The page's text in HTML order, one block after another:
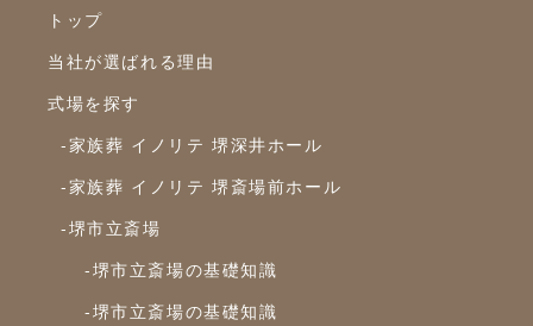
2024年2月
2024年1月
2023年12月
2023年11月
2023年10月
2023年9月
2023年8月
2023年7月
トップ
当社が選ばれる理由
式場を探す
-家族葬 イノリテ 堺深井ホール
-家族葬 イノリテ 堺斎場前ホール
-堺市立斎場
-堺市立斎場の基礎知識
-堺市立斎場の基礎知識